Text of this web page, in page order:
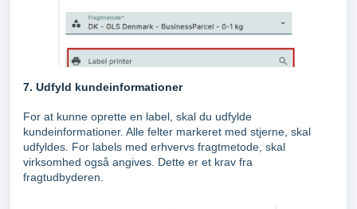
7. Udfyld kundeinformationer
For at kunne oprette en label, skal du udfylde
kundeinformationer. Alle felter markeret med stjerne, skal
udfyldes. For labels med erhvervs fragtmetode, skal
virksomhed også angives. Dette er et krav fra
fragtudbyderen.